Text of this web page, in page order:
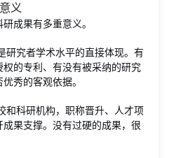
义
成果有多重意义。
研究者学术水平的直接体现。有
的专利、有没有被采纳的研究
秀的客观依据。
和科研机构，职称晋升、人才项
果支撑。没有过硬的成果，很